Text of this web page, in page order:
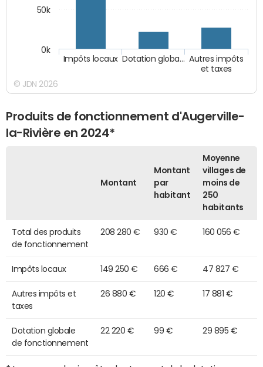
Autres impôts
et taxes
Dotation globa…
Impôts locaux
0k
50k
© JDN 2026
Produits de fonctionnement d'Augerville-
la-Rivière en 2024*
Montant
Montant
par
habitant
Moyenne
villages de
moins de
250
habitants
Total des produits
de fonctionnement
208 280 € 930 € 160 056 €
Impôts locaux 149 250 € 666 € 47 827 €
Autres impôts et
taxes
26 880 € 120 € 17 881 €
Dotation globale
de fonctionnement
22 220 € 99 € 29 895 €